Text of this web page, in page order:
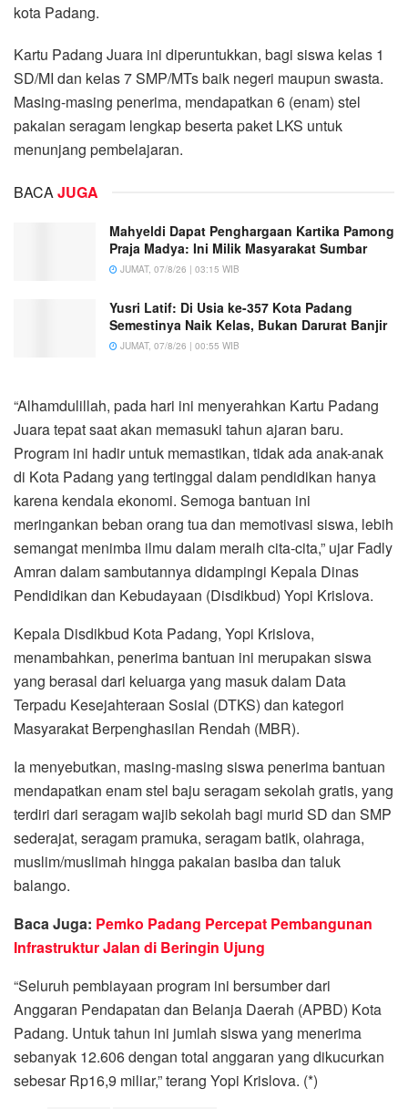
kota Padang.
Kartu Padang Juara ini diperuntukkan, bagi siswa kelas 1
SD/MI dan kelas 7 SMP/MTs baik negeri maupun swasta.
Masing-masing penerima, mendapatkan 6 (enam) stel
pakaian seragam lengkap beserta paket LKS untuk
menunjang pembelajaran.
BACA JUGA
Mahyeldi Dapat Penghargaan Kartika Pamong
Praja Madya: Ini Milik Masyarakat Sumbar
JUMAT, 07/8/26 | 03:15 WIB
Yusri Latif: Di Usia ke-357 Kota Padang
Semestinya Naik Kelas, Bukan Darurat Banjir
JUMAT, 07/8/26 | 00:55 WIB
“Alhamdulillah, pada hari ini menyerahkan Kartu Padang
Juara tepat saat akan memasuki tahun ajaran baru.
Program ini hadir untuk memastikan, tidak ada anak-anak
di Kota Padang yang tertinggal dalam pendidikan hanya
karena kendala ekonomi. Semoga bantuan ini
meringankan beban orang tua dan memotivasi siswa, lebih
semangat menimba ilmu dalam meraih cita-cita,” ujar Fadly
Amran dalam sambutannya didampingi Kepala Dinas
Pendidikan dan Kebudayaan (Disdikbud) Yopi Krislova.
Kepala Disdikbud Kota Padang, Yopi Krislova,
menambahkan, penerima bantuan ini merupakan siswa
yang berasal dari keluarga yang masuk dalam Data
Terpadu Kesejahteraan Sosial (DTKS) dan kategori
Masyarakat Berpenghasilan Rendah (MBR).
Ia menyebutkan, masing-masing siswa penerima bantuan
mendapatkan enam stel baju seragam sekolah gratis, yang
terdiri dari seragam wajib sekolah bagi murid SD dan SMP
sederajat, seragam pramuka, seragam batik, olahraga,
muslim/muslimah hingga pakaian basiba dan taluk
balango.
Baca Juga: Pemko Padang Percepat Pembangunan
Infrastruktur Jalan di Beringin Ujung
“Seluruh pembiayaan program ini bersumber dari
Anggaran Pendapatan dan Belanja Daerah (APBD) Kota
Padang. Untuk tahun ini jumlah siswa yang menerima
sebanyak 12.606 dengan total anggaran yang dikucurkan
sebesar Rp16,9 miliar,” terang Yopi Krislova. (*)